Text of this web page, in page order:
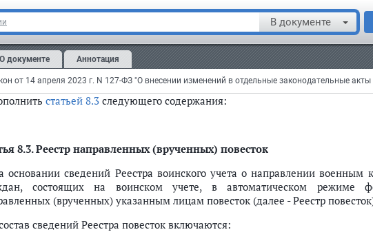
В документе
О документе Аннотация
от 14 апреля 2023 г. N 127-ФЗ "О внесении изменений в отдельные законодательные
заявителей о принятых решениях осуществляются Реестром
числе с использованием Портала государственных и муниципальных
военных комиссариатов об отказе во внесении изменений в
могут быть обжалованы в порядке, установленном разделом V.1
статьей 8.3 следующего содержания:
8.3.Реестр направленных (врученных) повесток
основании сведений Реестра воинского учета о направлении военным
состоящих на воинском учете, в автоматическом режиме
(врученных) указанным лицам повесток (далее - Реестр
сведений Реестра повесток включаются: